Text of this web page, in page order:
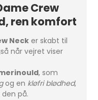
Crew
ren komfort
Neck er skabt til
når vejret viser
, som
og en kløfri blødhed,
på.